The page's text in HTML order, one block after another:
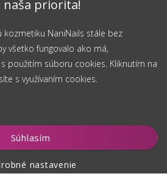
naša priorita!
kozmetiku NaniNails stále bez
všetko fungovalo ako má,
použitím súboru cookies. Kliknutím na
s využívaním cookies.
Súhlasím
nastavenie
do košíka